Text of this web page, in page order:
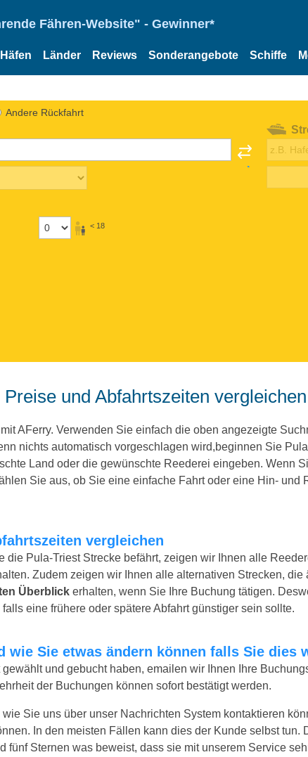
Fähren-Website" - Gewinner*
Häfen Länder Reviews Sonderangebote Schiffe
Andere Rückfahrt
< 18
Preise und Abfahrtszeiten vergleichen
AFerry. Verwenden Sie einfach die oben angezeigte
nichts automatisch vorgeschlagen wird,beginnen Sie
Land oder die gewünschte Reederei eingeben. Wenn
Sie aus, ob Sie eine einfache Fahrt oder eine Hin- und
vergleichen
die Pula-Triest Strecke befährt, zeigen wir Ihnen alle
Zudem zeigen wir Ihnen alle alternativen Strecken, die
Überblick erhalten, wenn Sie Ihre Buchung tätigen.
eine frühere oder spätere Abfahrt günstiger sein sollte.
wie Sie etwas ändern können falls Sie dies
und gebucht haben, emailen wir Ihnen Ihre
der Buchungen können sofort bestätigt werden.
Sie uns über unser Nachrichten System kontaktieren
In den meisten Fällen kann dies der Kunde selbst tun.
fünf Sternen was beweist, dass sie mit unserem Service